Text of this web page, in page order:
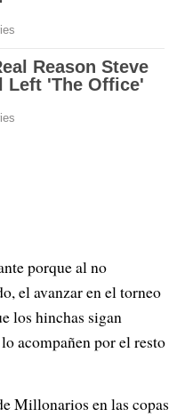
porque al no
el avanzar en el torneo
los hinchas sigan
acompañen por el resto
Millonarios en las copas